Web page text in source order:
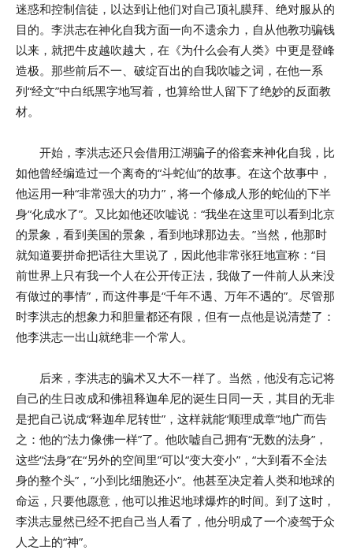
迷惑和控制信徒，以达到让他们对自己顶礼膜拜、绝对服从的
目的。李洪志在神化自我方面一向不遗余力，自从他教功骗钱
以来，就把牛皮越吹越大，在《为什么会有人类》中更是登峰
造极。那些前后不一、破绽百出的自我吹嘘之词，在他一系
列“经文”中白纸黑字地写着，也算给世人留下了绝妙的反面教
材。
开始，李洪志还只会借用江湖骗子的俗套来神化自我，比
如他曾经编造过一个离奇的“斗蛇仙”的故事。在这个故事中，
他运用一种“非常强大的功力”，将一个修成人形的蛇仙的下半
身“化成水了”。又比如他还吹嘘说：“我坐在这里可以看到北京
的景象，看到美国的景象，看到地球那边去。”当然，他那时
就知道要拼命把话往大里说了，因此他非常张狂地宣称：“目
前世界上只有我一个人在公开传正法，我做了一件前人从来没
有做过的事情”，而这件事是“千年不遇、万年不遇的”。尽管那
时李洪志的想象力和胆量都还有限，但有一点他是说清楚了：
他李洪志一出山就绝非一个常人。
后来，李洪志的骗术又大不一样了。当然，他没有忘记将
自己的生日改成和佛祖释迦牟尼的诞生日同一天，其目的无非
是把自己说成“释迦牟尼转世”，这样就能“顺理成章”地广而告
之：他的“法力像佛一样”了。他吹嘘自己拥有“无数的法身”，
这些“法身”在“另外的空间里”可以“变大变小”，“大到看不全法
身的整个头”，“小到比细胞还小”。他甚至决定着人类和地球的
命运，只要他愿意，他可以推迟地球爆炸的时间。到了这时，
李洪志显然已经不把自己当人看了，他分明成了一个凌驾于众
人之上的“神”。